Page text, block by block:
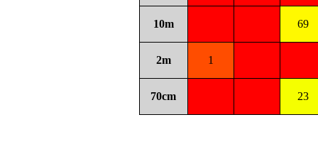
10m 69
2m 1
70cm 23